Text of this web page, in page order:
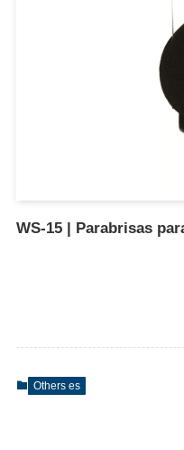
WS-15 | Parabrisas
Others es